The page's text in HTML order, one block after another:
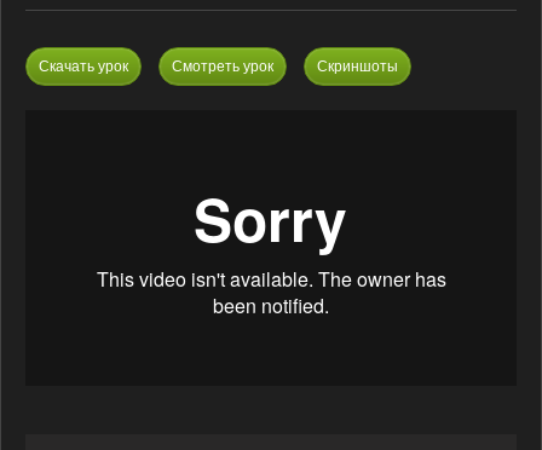
Скачать урок Смотреть урок Скриншоты